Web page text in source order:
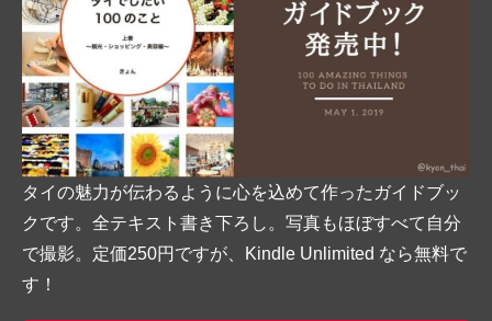
タイの魅力が伝わるように心を込めて作ったガイドブッ
クです。全テキスト書き下ろし。写真もほぼすべて自分
で撮影。定価250円ですが、Kindle Unlimited なら無料で
す！